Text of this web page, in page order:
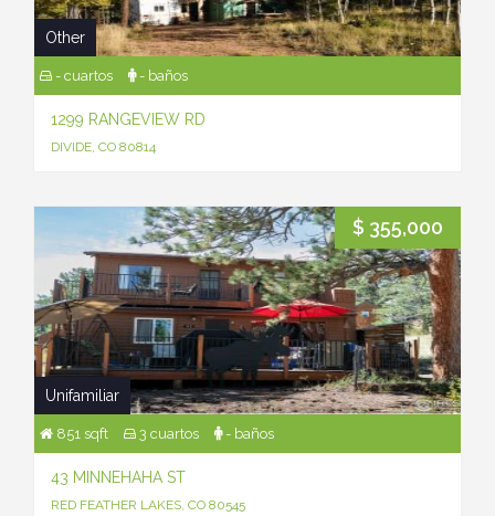
Other
- cuartos - baños
1299 RANGEVIEW RD
DIVIDE, CO 80814
$ 355,000
Unifamiliar
851 sqft 3 cuartos - baños
43 MINNEHAHA ST
RED FEATHER LAKES, CO 80545